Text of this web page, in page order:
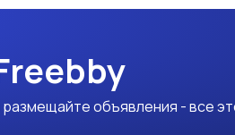
объявления - все